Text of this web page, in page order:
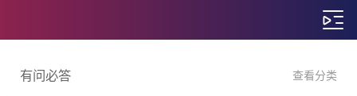
有问必答 查看分类